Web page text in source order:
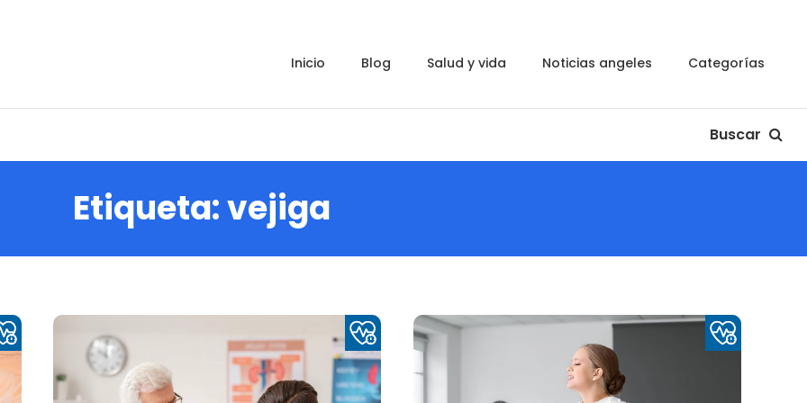
inicio blog salud y vida noticias angeles categorías
Buscar
Etiqueta:vejiga